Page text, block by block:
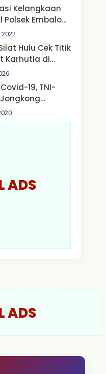
Ops Aman
Kalbar*
Kelangkaan
Polsek Embaloh
Lakukan
Oksigen
2022
Hulu Cek Titik
Karhutla di
Dangkan,
Sudah
19, TNI-
Masyarakat
Kumpul Hinga
ADS
ADS